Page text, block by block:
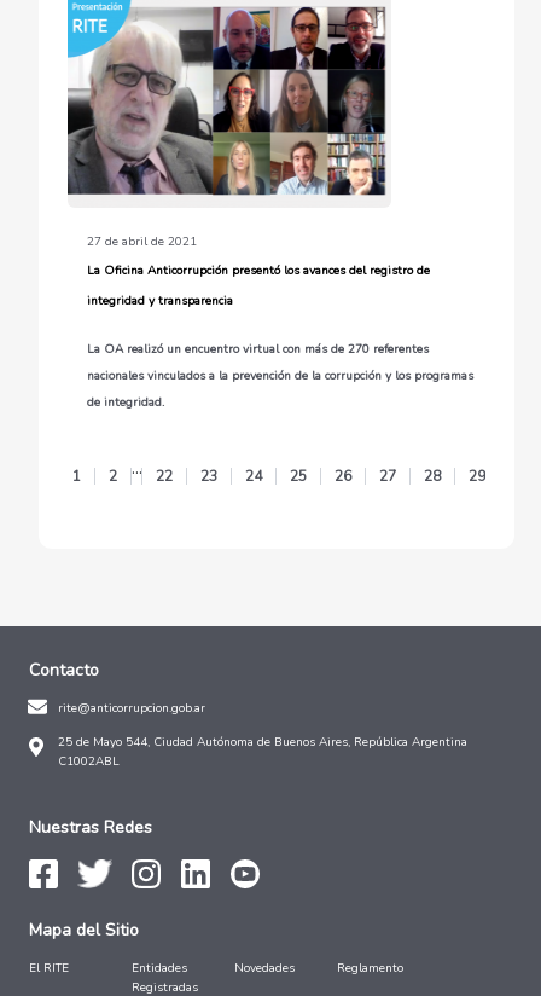
27 de abril de 2021
La Oficina Anticorrupción presentó los avances del registro de
integridad y transparencia
La OA realizó un encuentro virtual con más de 270 referentes
nacionales vinculados a la prevención de la corrupción y los programas
de integridad.
1 2 ... 22 23 24 25 26 27 28 29
Contacto
rite@anticorrupcion.gob.ar
25 de Mayo 544, Ciudad Autónoma de Buenos Aires, República Argentina
C1002ABL
Nuestras Redes
Mapa del Sitio
El RITE
Entidades
Registradas
Novedades Reglamento